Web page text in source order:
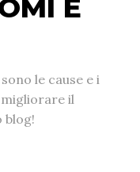
E
le cause e i
migliorare il
blog!